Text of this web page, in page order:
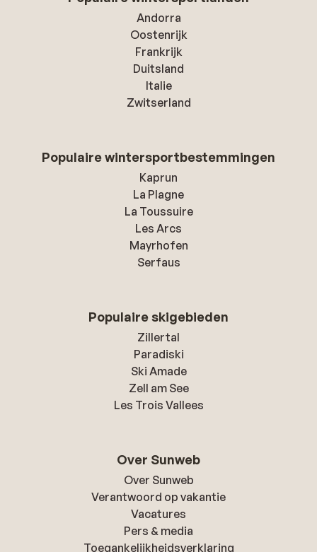
Andorra
Oostenrijk
Frankrijk
Duitsland
Italie
Zwitserland
Populaire wintersportbestemmingen
Kaprun
La Plagne
La Toussuire
Les Arcs
Mayrhofen
Serfaus
Populaire skigebieden
Zillertal
Paradiski
Ski Amade
Zell am See
Les Trois Vallees
Over Sunweb
Over Sunweb
Verantwoord op vakantie
Vacatures
Pers & media
Toegankelijkheidsverklaring